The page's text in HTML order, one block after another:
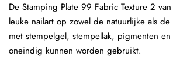
De Stamping Plate 99 Fabric Texture 2
leuke nailart op zowel de natuurlijke als
met stempelgel, stempellak, pigmenten
oneindig kunnen worden gebruikt.